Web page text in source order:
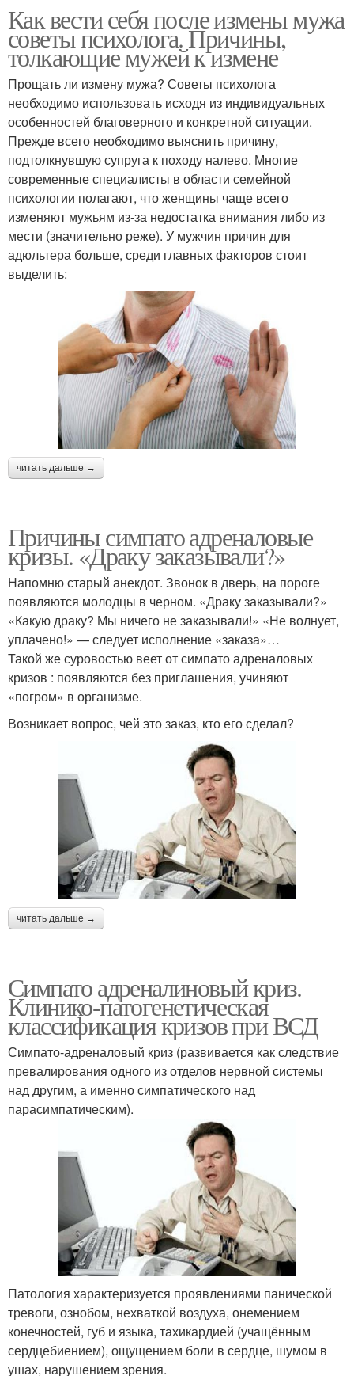
Как вести себя после измены мужа
советы психолога. Причины,
толкающие мужей к измене
Прощать ли измену мужа? Советы психолога
необходимо использовать исходя из индивидуальных
особенностей благоверного и конкретной ситуации.
Прежде всего необходимо выяснить причину,
подтолкнувшую супруга к походу налево. Многие
современные специалисты в области семейной
психологии полагают, что женщины чаще всего
изменяют мужьям из-за недостатка внимания либо из
мести (значительно реже). У мужчин причин для
адюльтера больше, среди главных факторов стоит
выделить:
читать дальше →
Причины симпато адреналовые
кризы. «Драку заказывали?»
Напомню старый анекдот. Звонок в дверь, на пороге
появляются молодцы в черном. «Драку заказывали?»
«Какую драку? Мы ничего не заказывали!» «Не волнует,
уплачено!» — следует исполнение «заказа»…
Такой же суровостью веет от симпато адреналовых
кризов : появляются без приглашения, учиняют
«погром» в организме.
Возникает вопрос, чей это заказ, кто его сделал?
читать дальше →
Симпато адреналиновый криз.
Клинико-патогенетическая
классификация кризов при ВСД
Симпато-адреналовый криз (развивается как следствие
превалирования одного из отделов нервной системы
над другим, а именно симпатического над
парасимпатическим).
Патология характеризуется проявлениями панической
тревоги, ознобом, нехваткой воздуха, онемением
конечностей, губ и языка, тахикардией (учащённым
сердцебиением), ощущением боли в сердце, шумом в
ушах, нарушением зрения.